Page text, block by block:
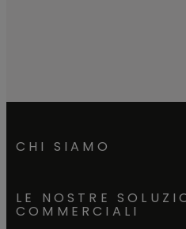
CHI SIAMO
LE NOSTRE
COMMERCIALI